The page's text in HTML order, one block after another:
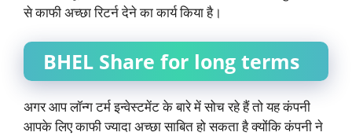
से काफी अच्छा रिटर्न देने का कार्य किया है।
BHEL Share for long terms
अगर आप लॉन्ग टर्म इन्वेस्टमेंट के बारे में सोच रहे हैं तो यह कंपनी
आपके लिए काफी ज्यादा अच्छा साबित हो सकता है क्योंकि कंपनी ने